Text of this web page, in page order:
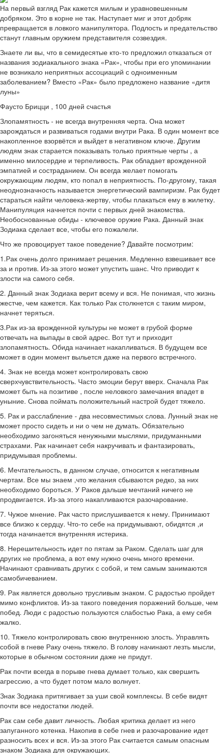
На первый взгляд Рак кажется милым и уравновешенным
добряком. Это в корне не так. Наступает миг и этот добряк
превращается в ловкого манипулятора. Подлость и предательство
станут главным оружием представителя созвездия.
Знаете ли вы, что в семидесятые кто-то предложил отказаться от
названия зодиакального знака «Рак», чтобы при его упоминании
не возникало неприятных ассоциаций с одноименным
заболеванием? Вместо «Рак» было предложено название «дитя
луны»
Фаусто Брицци , 100 дней счастья
Злопамятность - не всегда внутренняя черта. Она может
зарождаться и развиваться годами внутри Рака. В один момент все
накопленное взорвётся и выйдет в негативном ключе. Другим
людям знак старается показывать только приятные черты , а
именно милосердие и терпеливость. Рак обладает врожденной
эмпатией и состраданием. Он всегда желает помогать
окружающим людям, кто попал в неприятность. По-другому, такая
неоднозначность называется энергетический вампиризм. Рак будет
стараться найти человека-жертву, чтобы плакаться ему в жилетку.
Манипуляция начнется почти с первых дней знакомства.
Необоснованные обиды - ключевое оружие Рака. Данный знак
Зодиака сделает все, чтобы его пожалели.
Что же провоцирует такое поведение? Давайте посмотрим:
1.Рак очень долго принимает решения. Медленно взвешивает все
за и против. Из-за этого может упустить шанс. Что приводит к
злости на самого себя.
2. Данный знак Зодиака верит всему и вся. Не понимая, что жизнь
жестче, чем кажется. Как только Рак столкнется с таким миром,
начнет теряться.
3.Рак из-за врожденной культуры не может в грубой форме
отвечать на выпады в свой адрес. Вот тут и приходит
злопамятность. Обида начинает накапливаться. В будущем все
может в один момент выльется даже на первого встречного.
4. Знак не всегда может контролировать свою
сверхчувствительность. Часто эмоции берут вверх. Сначала Рак
может быть на позитиве , после неловкого замечания впадет в
уныние. Снова поймать положительный настрой будет тяжело.
5. Рак и расслабление - два несовместимых слова. Лунный знак не
может просто сидеть и ни о чем не думать. Обязательно
необходимо загоняться ненужными мыслями, придуманными
страхами. Рак начинает себя накручивать и фантазировать,
придумывая проблемы.
6. Мечтательность, в данном случае, относится к негативным
чертам. Все мы знаем ,что желания сбываются редко, за них
необходимо бороться. У Раков дальше мечтаний ничего не
продвигается. Из-за этого накапливаются разочарование.
7. Чужое мнение. Рак часто прислушивается к нему. Принимают
все близко к сердцу. Что-то себе на придумывают, обидятся ,и
тогда начинается внутренняя истерика.
8. Нерешительность идет по пятам за Раком. Сделать шаг для
других не проблема, а вот ему нужно очень много времени.
Начинают сравнивать других с собой, и тем самым занимаются
самобичеванием.
9. Рак является довольно трусливым знаком. С радостью пройдет
мимо конфликтов. Из-за такого поведения поражений больше, чем
побед. Люди с радостью пользуются слабостью Рака, а ему себя
жалко.
10. Тяжело контролировать свою внутреннюю злость. Управлять
собой в гневе Раку очень тяжело. В голову начинают лезть мысли,
которые в обычном состоянии даже не придут.
Рак почти всегда в порыве гнева думает только, как свершить
агрессию, а что будет потом мало волнует.
Знак Зодиака притягивает за уши свой комплексы. В себе видят
почти все недостатки людей.
Рак сам себе давит личность. Любая критика делает из него
запуганного котенка. Накопив в себе гнев и разочарование идет
разносить всех и вся. Из-за этого Рак считается самым опасным
знаком Зодиака для окружающих.